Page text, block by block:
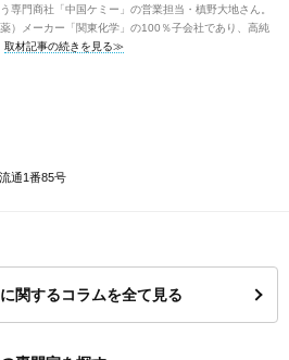
門商社「中国ケミー」の営業担当・槙野大地さん。
）メーカー「関東化学」の100％子会社であり、高純
取材記事の続きを見る≫
通1番85号
に関するコラムを全て見る